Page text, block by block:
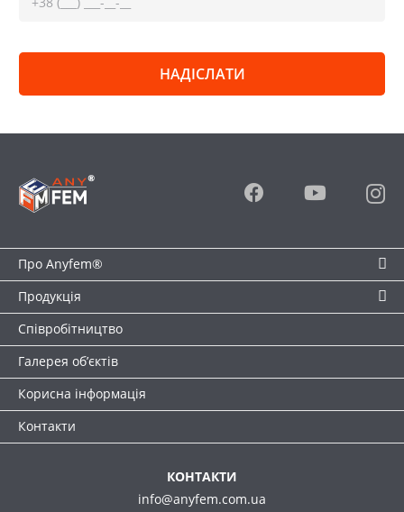
Про Anyfem®
Продукція
Співробітництво
Галерея об’єктів
Корисна інформація
Контакти
КОНТАКТИ
info@anyfem.com.ua